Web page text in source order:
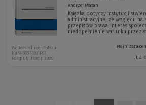
Andrzej Matan
Książka dotyczy instytucji
administracyjnej ze względu na:
przepisów prawa, interes
niedopełnienie warunku przez
Najniższa
Już
Wolters Kluwer Polska
KAM-3937 W01P01
Rok publikacji: 2020